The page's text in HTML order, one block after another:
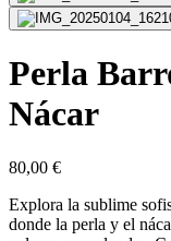
Perla
Nácar
80,00 €
Explora la sublime
donde la perla y el